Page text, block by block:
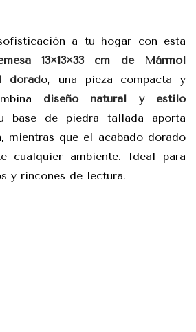
a tu hogar con esta
13×13×33 cm de Mármol
dorado, una pieza compacta y
diseño natural y estilo
base de piedra tallada aporta
mientras que el acabado dorado
cualquier ambiente. Ideal para
y rincones de lectura.